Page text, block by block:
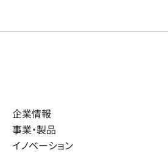
企業情報
事業・製品
イノベーション